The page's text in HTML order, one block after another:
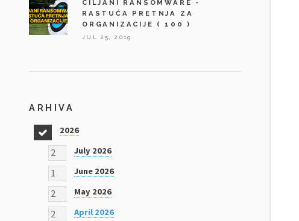
CILJANI RANSOMWARE -
RASTUĆA PRETNJA ZA
ORGANIZACIJE
( 100 )
JUL 25, 2019
ARHIVA
13 2026
2 July 2026
1 June 2026
2 May 2026
2 April 2026